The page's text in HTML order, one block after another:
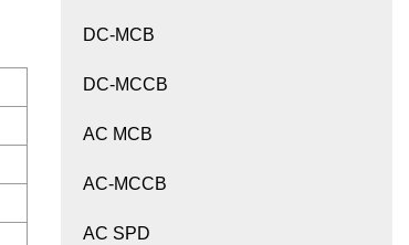
DC-MCB
DC-MCCB
AC MCB
AC-MCCB
AC SPD